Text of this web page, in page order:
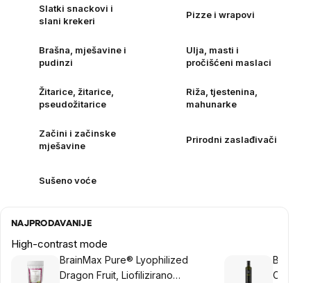
Slatki snackovi i
slani krekeri
Pizze i wrapovi
Brašna, mješavine i
pudinzi
Ulja, masti i
pročišćeni maslaci
Žitarice, žitarice,
pseudožitarice
Riža, tjestenina,
mahunarke
Začini i začinske
mješavine
Prirodni zaslađivači
Sušeno voće
NAJPRODAVANIJE
High-contrast mode
BrainMax Pure® Lyophilized
Dragon Fruit, Liofilizirano
C8 BIO,